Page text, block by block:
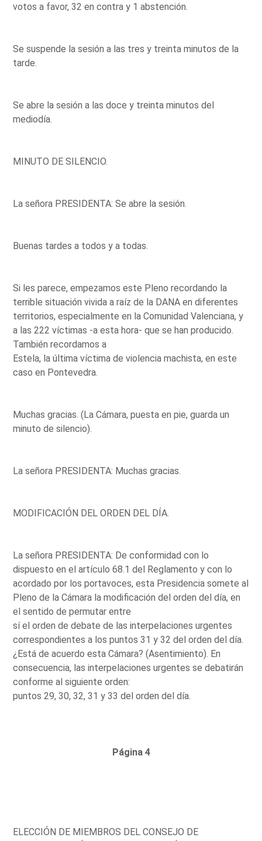
votos a favor, 32 en contra y 1 abstención.
Se suspende la sesión a las tres y treinta minutos de la
tarde.
Se abre la sesión a las doce y treinta minutos del
mediodía.
MINUTO DE SILENCIO.
La señora PRESIDENTA: Se abre la sesión.
Buenas tardes a todos y a todas.
Si les parece, empezamos este Pleno recordando la
terrible situación vivida a raíz de la DANA en diferentes
territorios, especialmente en la Comunidad Valenciana, y
a las 222 víctimas -a esta hora- que se han producido.
También recordamos a
Estela, la última víctima de violencia machista, en este
caso en Pontevedra.
Muchas gracias. (La Cámara, puesta en pie, guarda un
minuto de silencio).
La señora PRESIDENTA: Muchas gracias.
MODIFICACIÓN DEL ORDEN DEL DÍA.
La señora PRESIDENTA: De conformidad con lo
dispuesto en el artículo 68.1 del Reglamento y con lo
acordado por los portavoces, esta Presidencia somete al
Pleno de la Cámara la modificación del orden del día, en
el sentido de permutar entre
sí el orden de debate de las interpelaciones urgentes
correspondientes a los puntos 31 y 32 del orden del día.
¿Está de acuerdo esta Cámara? (Asentimiento). En
consecuencia, las interpelaciones urgentes se debatirán
conforme al siguiente orden:
puntos 29, 30, 32, 31 y 33 del orden del día.
Página 4
ELECCIÓN DE MIEMBROS DEL CONSEJO DE